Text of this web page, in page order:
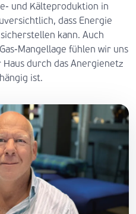
und Kälteproduktion in
dass Energie
kann. Auch
Mangellage fühlen wir uns
durch das Anergienetz
ist.